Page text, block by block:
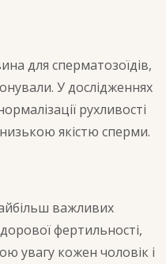
для сперматозоїдів,
У дослідженнях
рухливості
низькою якістю сперми.
важливих
фертильності,
увагу кожен чоловік і